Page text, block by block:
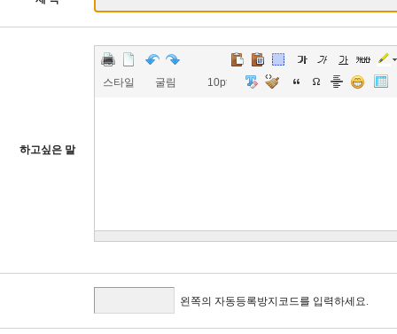
하고싶은 말
스타일 굴림 10pt
왼쪽의 자동등록방지코드를 입력하세요.